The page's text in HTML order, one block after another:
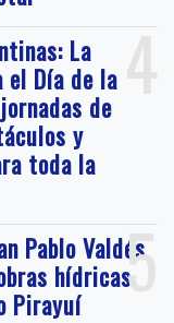
4
La
el Día de la
de
y
toda la
5
Pablo Valdés
hídricas
Pirayuí